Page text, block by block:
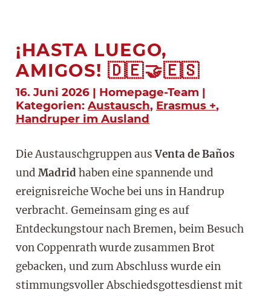
¡HASTA LUEGO,
AMIGOS! 🇩🇪🤝🇪🇸
16. Juni 2026 | Homepage-Team |
Kategorien: Austausch, Erasmus +,
Handruper im Ausland
Die Austauschgruppen ausVenta de Baños
und Madridhaben eine spannende und
ereignisreiche Woche bei uns in Handrup
verbracht. Gemeinsam ging es auf
Entdeckungstour nach Bremen, beim Besuch
von Coppenrath wurde zusammen Brot
gebacken, und zum Abschluss wurde ein
stimmungsvoller Abschiedsgottesdienst mit